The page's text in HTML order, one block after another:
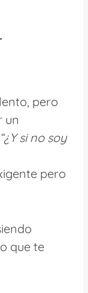
pero
un
“¿Y si no soy
pero
que te